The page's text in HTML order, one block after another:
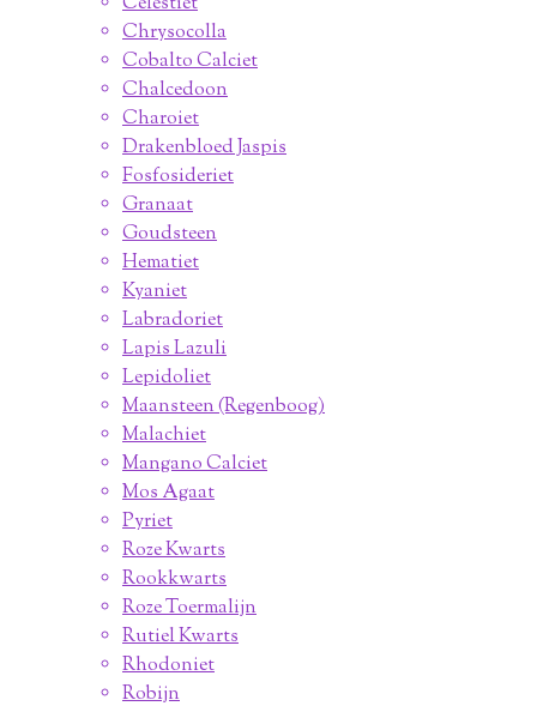
Chrysocolla
Cobalto Calciet
Chalcedoon
Charoiet
Drakenbloed Jaspis
Fosfosideriet
Granaat
Goudsteen
Hematiet
Kyaniet
Labradoriet
Lapis Lazuli
Lepidoliet
Maansteen (Regenboog)
Malachiet
Mangano Calciet
Mos Agaat
Pyriet
Roze Kwarts
Rookkwarts
Roze Toermalijn
Rutiel Kwarts
Rhodoniet
Robijn